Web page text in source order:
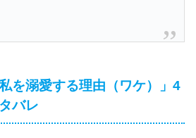
を溺愛する理由（ワケ）」4
バレ